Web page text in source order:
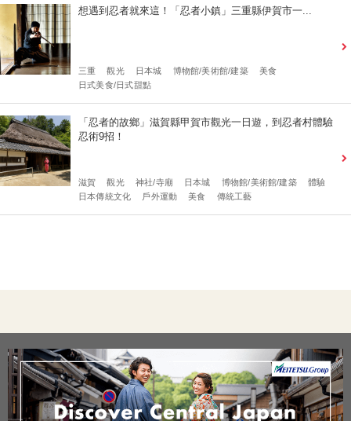
想遇到忍者就來這！「忍者小鎮」三重縣伊賀市一...
三重 觀光 日本城 博物館/美術館/建築
美食
日式美食/日式甜點
「忍者的故鄉」滋賀縣甲賀市觀光一日遊，到忍者村體驗
忍術9招！
滋賀 觀光 神社/寺廟 日本城 博物館/美術館/建築
體驗
日本傳統文化
戶外運動 美食 傳統工藝